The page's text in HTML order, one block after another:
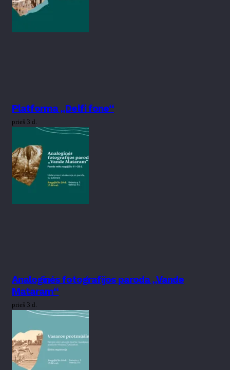
Platforma „Delfi fone“
prieš 3 d.
Analoginės fotografijos paroda „Vande
Mataram“
prieš 3 d.